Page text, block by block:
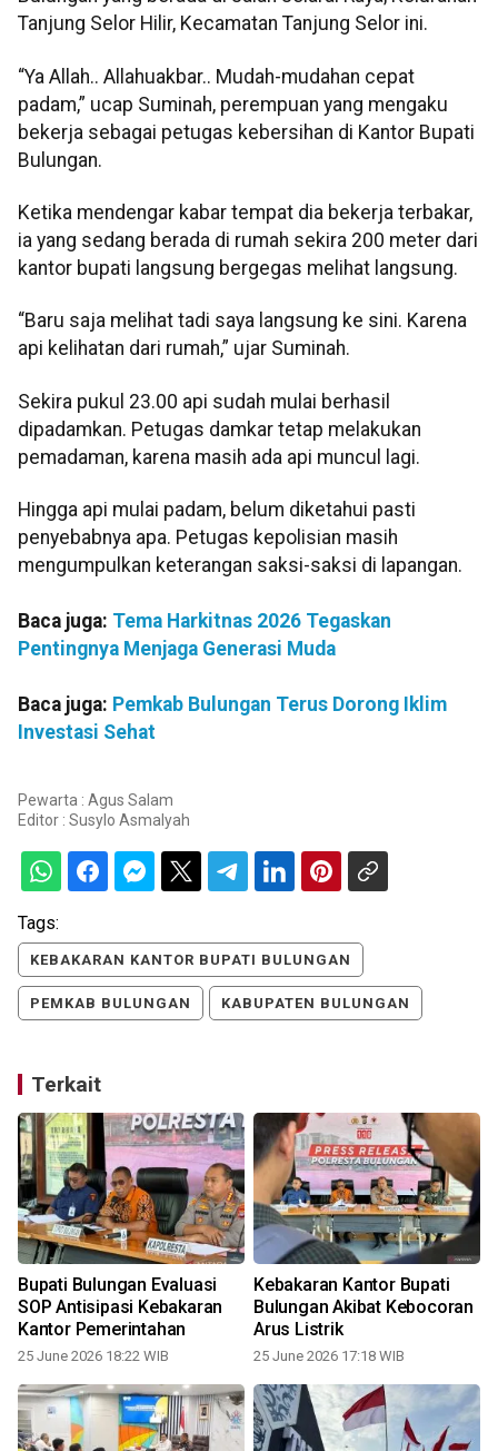
Tanjung Selor Hilir, Kecamatan Tanjung Selor ini.
“Ya Allah.. Allahuakbar.. Mudah-mudahan cepat
padam,” ucap Suminah, perempuan yang mengaku
bekerja sebagai petugas kebersihan di Kantor Bupati
Bulungan.
Ketika mendengar kabar tempat dia bekerja terbakar,
ia yang sedang berada di rumah sekira 200 meter dari
kantor bupati langsung bergegas melihat langsung.
“Baru saja melihat tadi saya langsung ke sini. Karena
api kelihatan dari rumah,” ujar Suminah.
Sekira pukul 23.00 api sudah mulai berhasil
dipadamkan. Petugas damkar tetap melakukan
pemadaman, karena masih ada api muncul lagi.
Hingga api mulai padam, belum diketahui pasti
penyebabnya apa. Petugas kepolisian masih
mengumpulkan keterangan saksi-saksi di lapangan.
Baca juga: Tema Harkitnas 2026 Tegaskan
Pentingnya Menjaga Generasi Muda
Baca juga: Pemkab Bulungan Terus Dorong Iklim
Investasi Sehat
Pewarta : Agus Salam
Editor : Susylo Asmalyah
Tags:
KEBAKARAN KANTOR BUPATI BULUNGAN
PEMKAB BULUNGAN KABUPATEN BULUNGAN
Terkait
Bupati Bulungan Evaluasi
SOP Antisipasi Kebakaran
Kantor Pemerintahan
25 June 2026 18:22 WIB
Kebakaran Kantor Bupati
Bulungan Akibat Kebocoran
Arus Listrik
25 June 2026 17:18 WIB